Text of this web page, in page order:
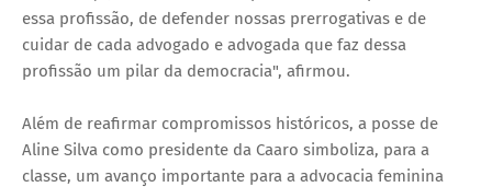
essa profissão, de defender nossas prerrogativas e de
cuidar de cada advogado e advogada que faz dessa
profissão um pilar da democracia", afirmou.
Além de reafirmar compromissos históricos, a posse de
Aline Silva como presidente da Caaro simboliza, para a
classe, um avanço importante para a advocacia feminina